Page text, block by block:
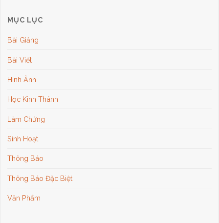
MỤC LỤC
Bài Giảng
Bài Viết
Hình Ảnh
Học Kinh Thánh
Làm Chứng
Sinh Hoạt
Thông Báo
Thông Báo Đặc Biệt
Văn Phẩm